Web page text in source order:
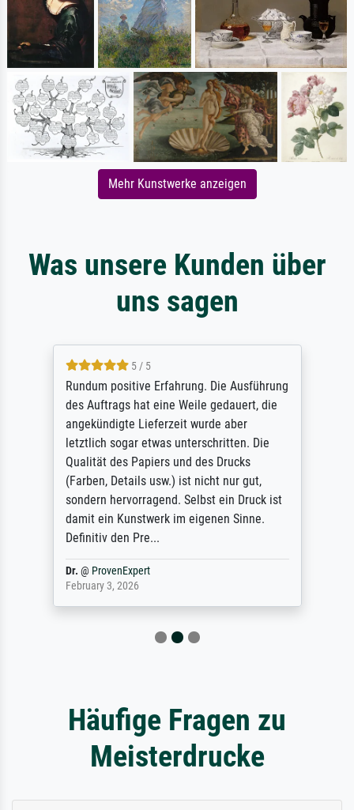
Mehr Kunstwerke anzeigen
Was unsere Kunden über
uns sagen
5 / 5
Rundum positive Erfahrung. Die Ausführung
des Auftrags hat eine Weile gedauert, die
angekündigte Lieferzeit wurde aber
letztlich sogar etwas unterschritten. Die
Qualität des Papiers und des Drucks
(Farben, Details usw.) ist nicht nur gut,
sondern hervorragend. Selbst ein Druck ist
damit ein Kunstwerk im eigenen Sinne.
Definitiv den Pre...
Dr. @ ProvenExpert
February 3, 2026
Häufige Fragen zu
Meisterdrucke